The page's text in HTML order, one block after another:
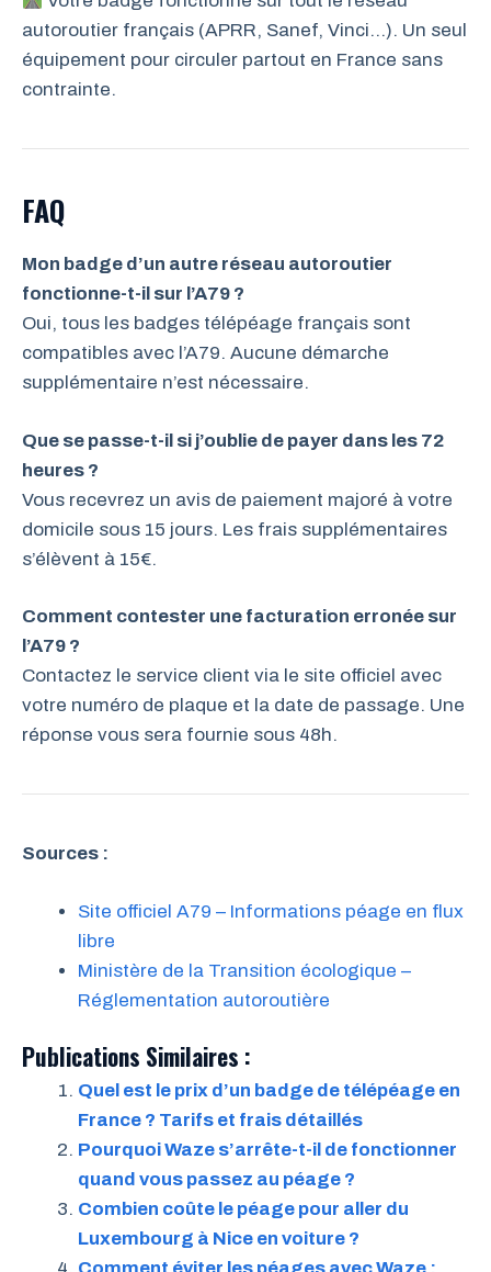
autoroutier français (APRR, Sanef, Vinci…). Un seul
équipement pour circuler partout en France sans
contrainte.
FAQ
Mon badge d’un autre réseau autoroutier
fonctionne-t-il sur l’A79 ?
Oui, tous les badges télépéage français sont
compatibles avec l’A79. Aucune démarche
supplémentaire n’est nécessaire.
Que se passe-t-il si j’oublie de payer dans les 72
heures ?
Vous recevrez un avis de paiement majoré à votre
domicile sous 15 jours. Les frais supplémentaires
s’élèvent à 15€.
Comment contester une facturation erronée sur
l’A79 ?
Contactez le service client via le site officiel avec
votre numéro de plaque et la date de passage. Une
réponse vous sera fournie sous 48h.
Sources :
Site officiel A79 – Informations péage en flux
libre
Ministère de la Transition écologique –
Réglementation autoroutière
Publications Similaires :
Quel est le prix d’un badge de télépéage en
France ? Tarifs et frais détaillés
Pourquoi Waze s’arrête-t-il de fonctionner
quand vous passez au péage ?
Combien coûte le péage pour aller du
Luxembourg à Nice en voiture ?